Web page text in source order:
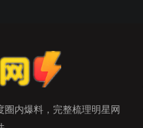
圈内爆料，完整梳理明星网